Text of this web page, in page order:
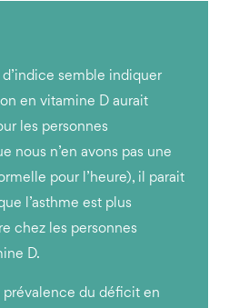
semble indiquer
en vitamine D aurait
les personnes
nous n’en avons pas une
pour l’heure), il parait
l’asthme est plus
chez les personnes
D.
prévalence du déficit en